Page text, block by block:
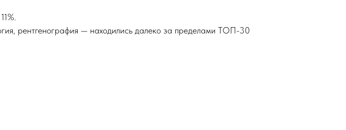
рентгенография — находились далеко за пределами ТОП-30